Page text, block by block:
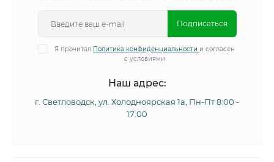
Подписаться
Я прочитал Политика конфиденциальности и согласен
с условиями
Наш адрес:
г. Светловодск, ул. Холодноярская 1а, Пн-Пт 8:00 -
17:00